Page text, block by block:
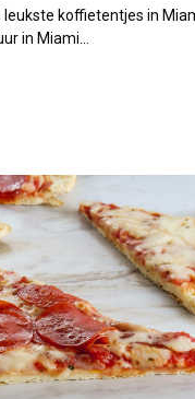
koffietentjes in
in Miami…